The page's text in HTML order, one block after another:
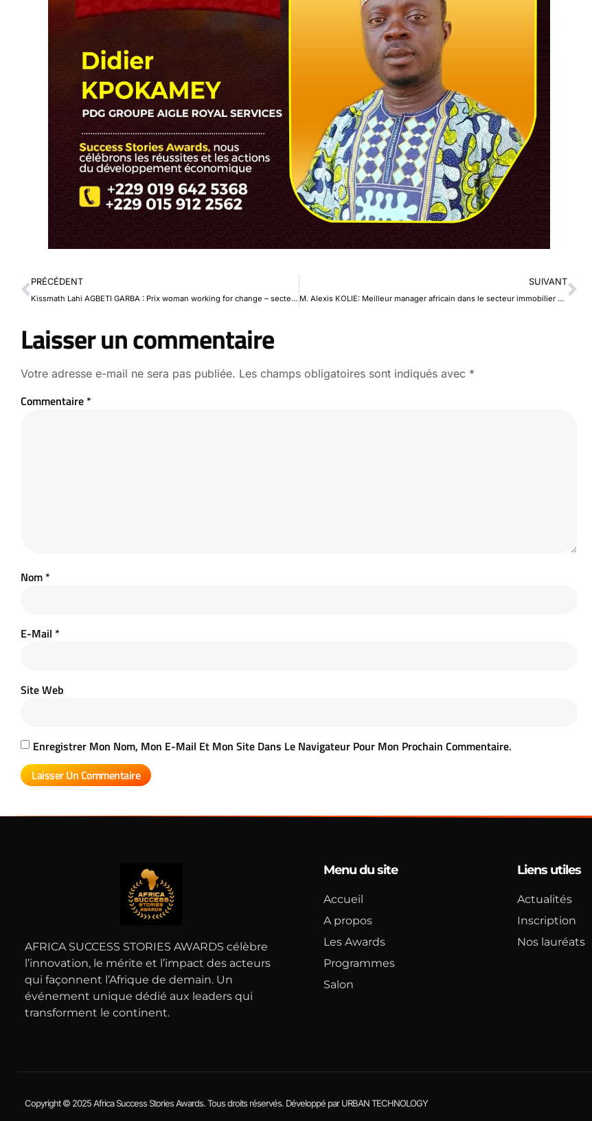
PRÉCÉDENT
Kissmath Lahi AGBETI GARBA : Prix woman working for change – secteur education financiere de l’année
SUIVANT
M. Alexis KOLIE: Meilleur manager africain dans le secteur immobilier de l’année
Laisser un commentaire
Votre adresse e-mail ne sera pas publiée. Les champs obligatoires sont indiqués avec *
Commentaire *
Nom *
E-Mail *
Site Web
Enregistrer Mon Nom, Mon E-Mail Et Mon Site Dans Le Navigateur Pour Mon Prochain Commentaire.
AFRICA SUCCESS STORIES AWARDS célèbre
l’innovation, le mérite et l’impact des acteurs
qui façonnent l’Afrique de demain. Un
événement unique dédié aux leaders qui
transforment le continent.
Menu du site
Accueil
A propos
Les Awards
Programmes
Salon
Liens utiles
Actualités
Inscription
Nos lauréats
Copyright © 2025 Africa Success Stories Awards. Tous droits réservés. Développé par URBAN TECHNOLOGY